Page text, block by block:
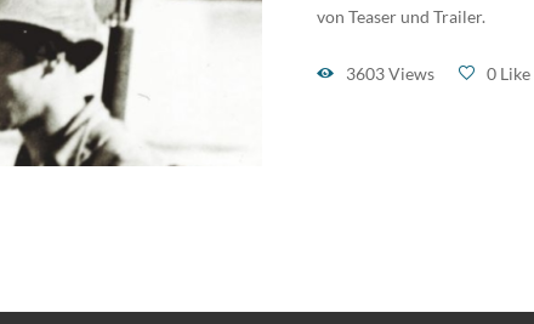
von Teaser und Trailer.
3603 Views 0 Like